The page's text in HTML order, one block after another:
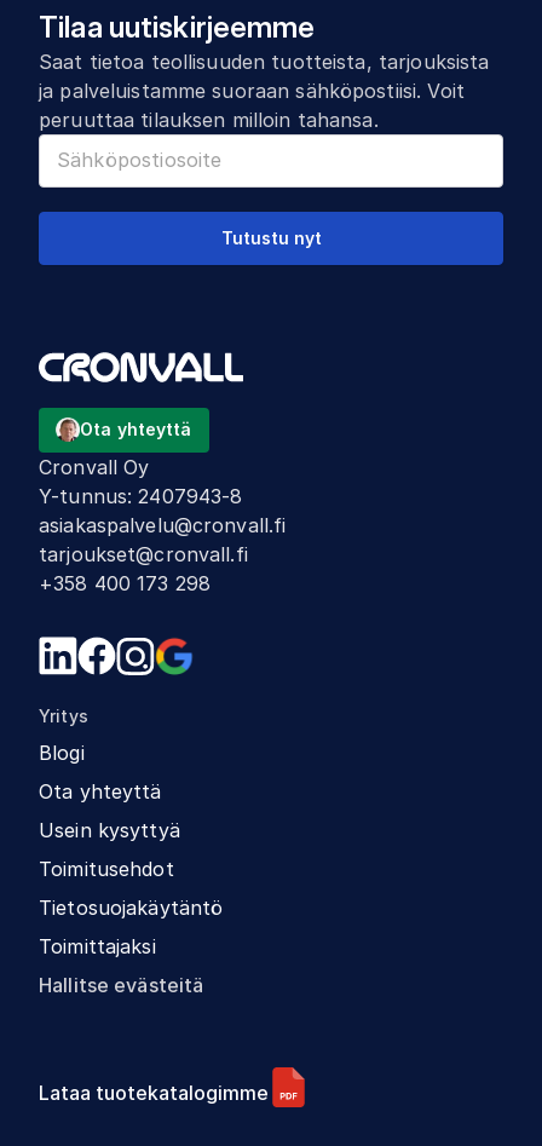
Tilaa uutiskirjeemme
Saat tietoa teollisuuden tuotteista, tarjouksista
ja palveluistamme suoraan sähköpostiisi. Voit
peruuttaa tilauksen milloin tahansa.
Tutustu nyt
Ota yhteyttä
Cronvall Oy
Y-tunnus:2407943-8
asiakaspalvelu@cronvall.fi
tarjoukset@cronvall.fi
+358 400 173 298
Yritys
Blogi
Ota yhteyttä
Usein kysyttyä
Toimitusehdot
Tietosuojakäytäntö
Toimittajaksi
Hallitse evästeitä
Lataa tuotekatalogimme